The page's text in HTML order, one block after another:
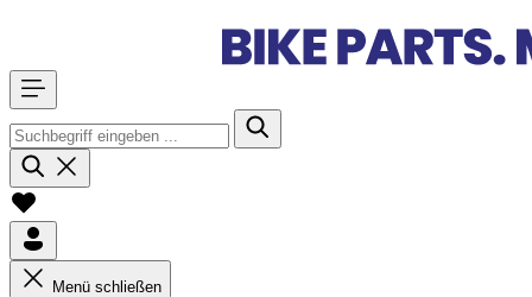
Menü schließen